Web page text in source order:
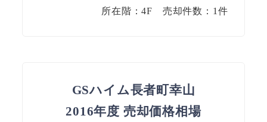
所在階：4F 売却件数：1件
GSハイム長者町幸山
2016年度 売却価格相場